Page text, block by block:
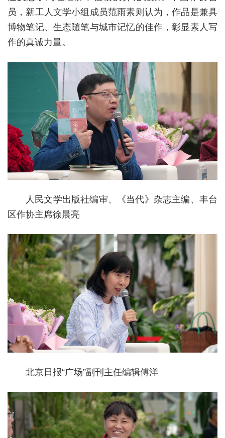
员，新工人文学小组成员范雨素则认为，作品是兼具
博物笔记、生态随笔与城市记忆的佳作，彰显素人写
作的真诚力量。
人民文学出版社编审、《当代》杂志主编、丰台
区作协主席徐晨亮
北京日报“广场”副刊主任编辑傅洋